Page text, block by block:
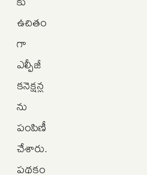
ఉచితం
గా
ఎల్పీజీ
కనెక్షన్ల
ను
పంపిణీ
చేశారు.
పథకం